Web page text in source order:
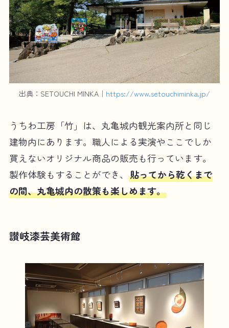
出典：SETOUCHI MINKA｜ https://www.setouchiminka.jp/
うちわ工房「竹」は、丸亀城内観光案内所と同じ
建物内にあります。職人による実演やここでしか
買えないオリジナル商品の販売も行っています。
製作体験もすることができ、 貼ってから乾くまで
の間、丸亀城内の散策も楽しめます。
讃岐漆芸美術館